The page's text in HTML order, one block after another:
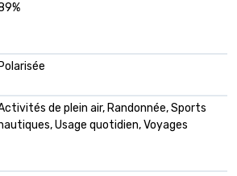
Polarisée
de plein air, Randonnée, Sports
Usage quotidien, Voyages